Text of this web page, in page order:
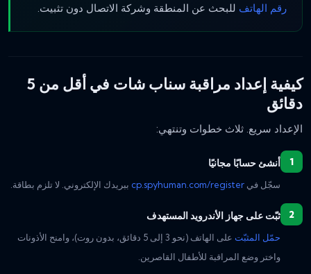
رقم الهاتف للبحث عن المنطقة وشركة الاتصال دون تثبيت.
كيفية إعداد مراقبة سناب شات في أقل من 5
دقائق
الإعداد سريع. ثلاث خطوات وتنتهي:
أنشئ حسابًا مجانيًا
سجّل في cp.spyhuman.com/register ببريدك الإلكتروني. لا تلزم بطاقة.
ثبّت على جهاز الأندرويد المستهدف
حمّل المثبّت
على الهاتف (نحو 3 إلى 5 دقائق، بدون روت)، وامنح الأذونات
واختر وضع المراقبة للأطفال القاصرين.